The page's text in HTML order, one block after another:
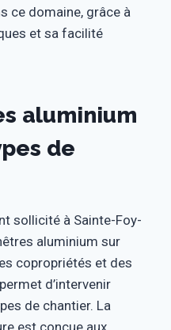
ce domaine, grâce à
et sa facilité
aluminium
de
sollicité à Sainte-Foy-
aluminium sur
copropriétés et des
d’intervenir
de chantier. La